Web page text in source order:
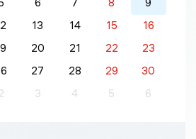
13 14 15
16
20 21 22
23
27 28 29
30
3 4 5 6